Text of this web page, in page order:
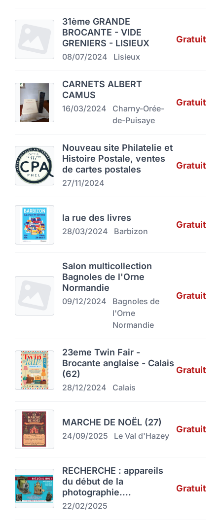
31ème GRANDE
BROCANTE - VIDE
GRENIERS - LISIEUX
08/07/2024 Lisieux
Gratuit
CARNETS ALBERT
CAMUS
16/03/2024
Charny-Orée-
de-Puisaye
Gratuit
Nouveau site Philatelie et
Histoire Postale, ventes
de cartes postales
27/11/2024
Gratuit
la rue des livres
28/03/2024 Barbizon
Gratuit
Salon multicollection
Bagnoles de l'Orne
Normandie
09/12/2024
Bagnoles de
l'Orne
Normandie
Gratuit
23eme Twin Fair -
Brocante anglaise - Calais
(62)
28/12/2024 Calais
Gratuit
MARCHE DE NOËL (27)
24/09/2025 Le Val d'Hazey
Gratuit
RECHERCHE : appareils
du début de la
photographie....
22/02/2025
Gratuit